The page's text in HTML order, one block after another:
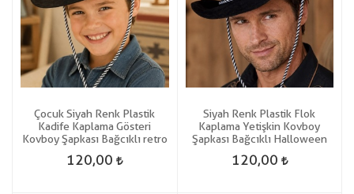
Çocuk Siyah Renk Plastik
Kadife Kaplama Gösteri
Kovboy Şapkası Bağcıklı retro
120,00
Siyah Renk Plastik Flok
Kaplama Yetişkin Kovboy
Şapkası Bağcıklı Halloween
120,00